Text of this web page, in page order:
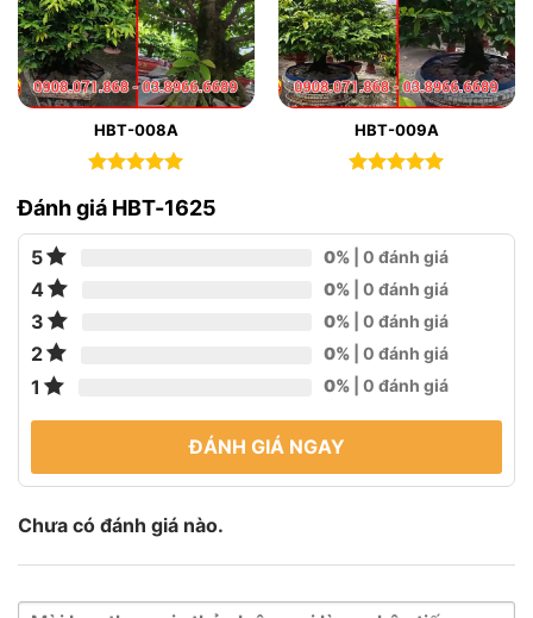
HBT-008A
hạng05
HBT-009A
Đánh giá HBT-1625
5 0% | 0 đánh giá
4 0% | 0 đánh giá
3 0% | 0 đánh giá
2 0% | 0 đánh giá
1 0% | 0 đánh giá
ĐÁNH GIÁ NGAY
Chưa có đánh giá nào.